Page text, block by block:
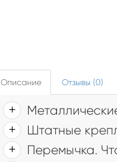
Описание Отзывы (0)
Штатные
Перемычка.